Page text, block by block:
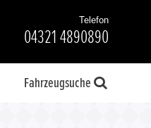
Telefon
04321 4890890
Fahrzeugsuche